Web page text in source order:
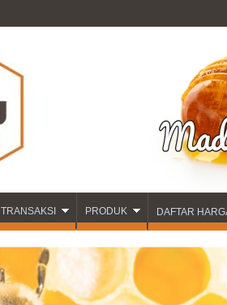
TRANSAKSI PRODUK DAFTAR